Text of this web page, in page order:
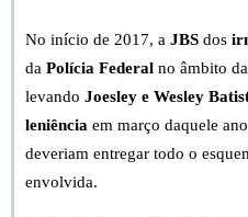
No início de 2017, a JBS dos
da Polícia Federal no âmbito
levando Joesley e Wesley
leniência em março daquele
deveriam entregar todo o
envolvida.